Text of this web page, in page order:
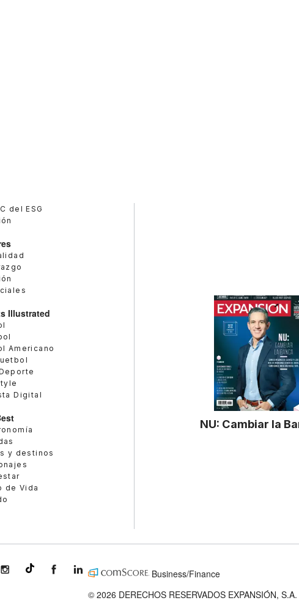
del ESG
Illustrated
Americano
Digital
y destinos
de Vida
NU: Cambiar la
expansionmx ExpansionMex
expansion
Business/Finance
© 2026 DERECHOS RESERVADOS EXPANSIÓN, S.A.